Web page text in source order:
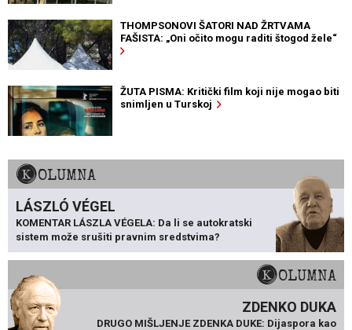
THOMPSONOVI ŠATORI NAD ŽRTVAMA
FAŠISTA: „Oni očito mogu raditi štogod žele“
ŽUTA PISMA: Kritički film koji nije mogao biti
snimljen u Turskoj
KOLUMNA
LÁSZLÓ VÉGEL
KOMENTAR LÁSZLA VÉGELA: Da li se autokratski
sistem može srušiti pravnim sredstvima?
KOLUMNA
ZDENKO DUKA
DRUGO MIŠLJENJE ZDENKA DUKE: Dijaspora kao